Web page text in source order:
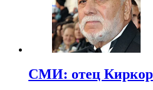
СМИ: отец